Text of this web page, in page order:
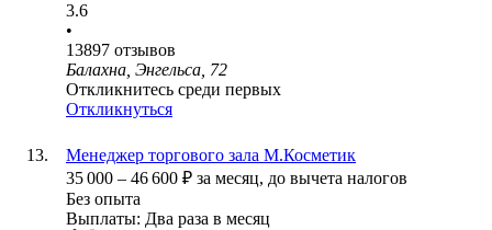
3.6
•
13897 отзывов
Балахна, Энгельса, 72
Откликнитесь среди первых
Откликнуться
Менеджер торгового зала М.Косметик
35 000 – 46 600 ₽ за месяц, до вычета налогов
Без опыта
Выплаты: Два раза в месяц